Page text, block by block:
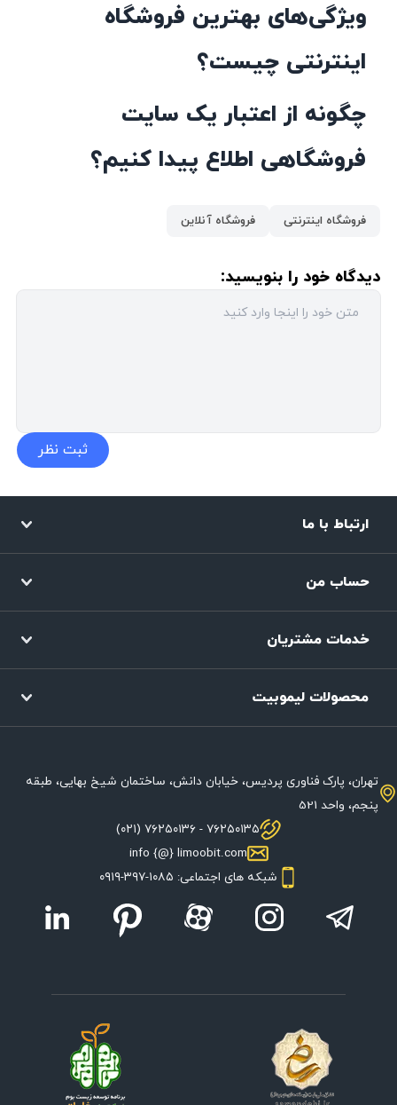
ویژگی‌های بهترین فروشگاه
اینترنتی چیست؟
چگونه از اعتبار یک سایت
فروشگاهی اطلاع پیدا کنیم؟
فروشگاه اینترنتی فروشگاه آنلاین
دیدگاه خود را بنویسید:
ارتباط با ما
حساب من
خدمات مشتریان
محصولات لیموبیت
تهران، پارک فناوری پردیس، خیابان دانش، ساختمان شیخ بهایی، طبقه
پنجم، واحد 521
۷۶۲۵۰۱۳۵ - ۷۶۲۵۰۱۳۶ (۰۲۱)
info {@} limoobit.com
شبکه های اجتماعی: ۱۰۸۵-۳۹۷-۰۹۱۹